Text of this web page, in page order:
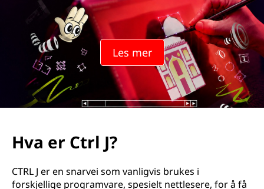
Les mer
Hva er Ctrl J?
CTRL J er en snarvei som vanligvis brukes i
forskjellige programvare, spesielt nettlesere, for å få